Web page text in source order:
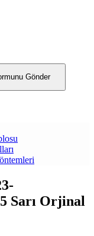
Gönder
Sarı Orjinal